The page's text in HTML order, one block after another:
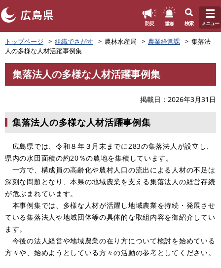
ペ
ー
ジ
の
頭
。
防災 重要 検索 メニュー
トップページ 組織でさがす 農林水産局 農業経営課
集落法
人の多様な人材活躍事例集
文
集落法人の多様な人材活躍事例集
掲載日 2026年3月31日
集落法人の多様な人材活躍事例集
広島県では、令和８年３月末までに283の集落法人が設立し、
県内の水田面積の約20％の農地を集積しています。
一方で、構成員の高齢化や農村人口の流出による人材の不足は
深刻な問題となり、本県の地域農業を支える集落法人の経営存続
が危ぶまれています。
本事例集では、多様な人材が活躍し地域農業を持続・発展させ
ている集落法人や地域団体等の具体的な取組内容を御紹介してい
ます。
今後の法人経営や地域農業の在り方について検討を始めている
方々や、始めようとしている方々の活動の参考としてください。